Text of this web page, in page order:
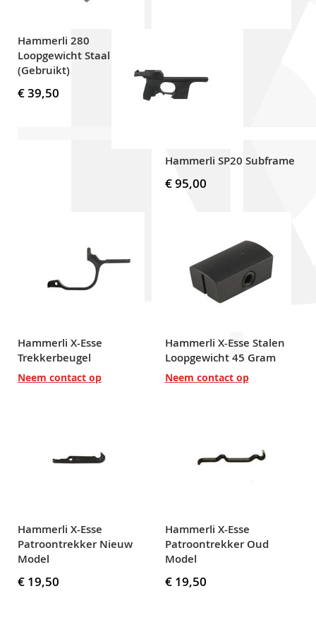
Hammerli 280
Loopgewicht Staal
(Gebruikt)
€ 39,50
Hammerli SP20 Subframe
€ 95,00
Hammerli X-Esse
Trekkerbeugel
Neem contact op
Hammerli X-Esse Stalen
Loopgewicht 45 Gram
Neem contact op
Hammerli X-Esse
Patroontrekker Nieuw
Model
€ 19,50
Hammerli X-Esse
Patroontrekker Oud
Model
€ 19,50